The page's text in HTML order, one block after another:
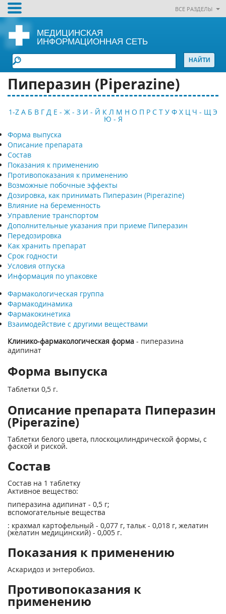
ВСЕ РАЗДЕЛЫ
МЕДИЦИНСКАЯ
ИНФОРМАЦИОННАЯ СЕТЬ
Пиперазин (Piperazine)
1-Z А Б В Г Д Е - Ж - З И - Й К Л М Н О П Р С Т У Ф Х Ц Ч - Щ Э
Ю - Я
Форма выпуска
Описание препарата
Состав
Показания к применению
Противопоказания к применению
Возможные побочные эффекты
Дозировка, как принимать Пиперазин (Piperazine)
Влияние на беременность
Управление транспортом
Дополнительные указания при приеме Пиперазин
Передозировка
Как хранить препарат
Срок годности
Условия отпуска
Информация по упаковке
Фармакологическая группа
Фармакодинамика
Фармакокинетика
Взаимодействие с другими веществами
Клинико-фармакологическая форма - пиперазина
адипинат
Форма выпуска
Таблетки 0,5 г.
Описание препарата Пиперазин
(Piperazine)
Таблетки белого цвета, плоскоцилиндрической формы, с
фаской и риской.
Состав
Состав на 1 таблетку
Активное вещество:
пиперазина адипинат - 0,5 г;
вспомогательные вещества
: крахмал кар­тофельный - 0,077 г, тальк - 0,018 г, жела­тин
(желатин медицинский) - 0,005 г.
Показания к применению
Аскаридоз и энтеробиоз.
Противопоказания к
применению